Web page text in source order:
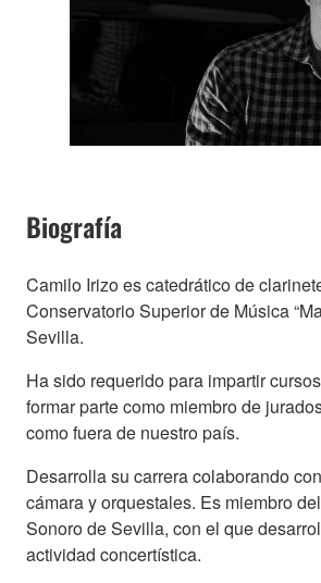
Biografía
Camilo Irizo es catedrático de
Conservatorio Superior de Música
Sevilla.
Ha sido requerido para impartir
formar parte como miembro de
como fuera de nuestro país.
Desarrolla su carrera colaborando
cámara y orquestales. Es miembro
Sonoro de Sevilla, con el que
actividad concertística.